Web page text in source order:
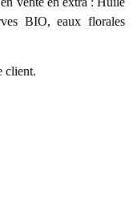
BIO, eaux florales
client.